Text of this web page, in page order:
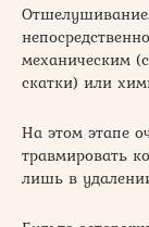
механическим
скатки) или
На этом этапе
травмировать
лишь в